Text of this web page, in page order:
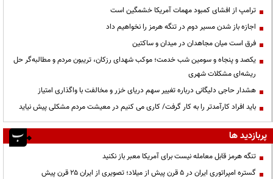
ترامپ از افشای کمبود مهمات آمریکا خشمگین است
اجازه باز شدن مسیر دوم در تنگه هرمز را نخواهیم داد
فرق است میان مجاهدان در میدان و ساکتین
یکصد و پنجاه و سومین شب خدمت؛ موکب شهدای رزکان، تریبون مردم و مطالبه‌گر حل
ریشه‌ای مشکلات شهری
هشدار حاجی دلیگانی درباره تغییر سهم دریای خزر و مخالفت با واگذاری امتیاز
باید افراد کارآمدتر را به کار گرفت/ کاری می کنیم در معیشت مردم مشکلی پیش نیاید
پربازدید ها
تنگه هرمز قابل معامله نیست برای آمریکا معبر باز نکنید
گستره امپراتوری ایران در ۵ قرن پیش از میلاد؛ تصویری از ایران ۲۵ قرن پیش